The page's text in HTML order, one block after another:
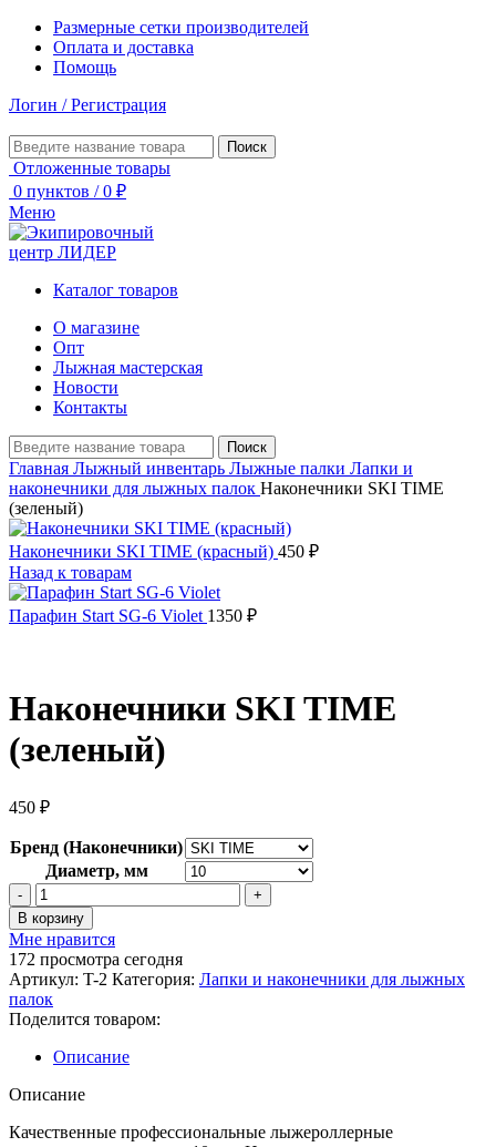
Размерные сетки производителей
Оплата и доставка
Помощь
Логин / Регистрация
Поиск
Отложенные товары
0 пунктов / 0 ₽
Меню
Каталог товаров
О магазине
Опт
Лыжная мастерская
Новости
Контакты
Поиск
Главная Лыжный инвентарь Лыжные палки Лапки и
наконечники для лыжных палок Наконечники SKI TIME
(зеленый)
Наконечники SKI TIME (красный) 450 ₽
Назад к товарам
Парафин Start SG-6 Violet 1350 ₽
Наконечники SKI TIME
(зеленый)
450 ₽
Бренд (Наконечники)
Диаметр, мм
Количество
товара
Наконечники
SKI
TIME
(зеленый)
В корзину
Мне нравится
172 просмотра сегодня
Артикул: T-2 Категория: Лапки и наконечники для лыжных
палок
Поделится товаром:
Описание
Описание
Качественные профессиональные лыжероллерные